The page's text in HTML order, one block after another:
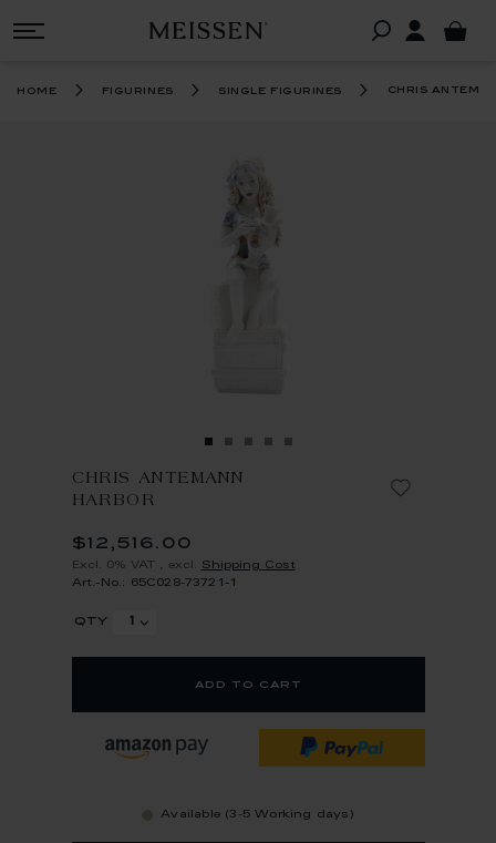
home figurines single figurines chris
CHRIS ANTEMANN
HARBOR
$12,516.00
Excl. 0% VAT excl. Shipping Cost
Art.-No.: 65C028-73721-1
qty
add to cart
Available (3-5 Working days)